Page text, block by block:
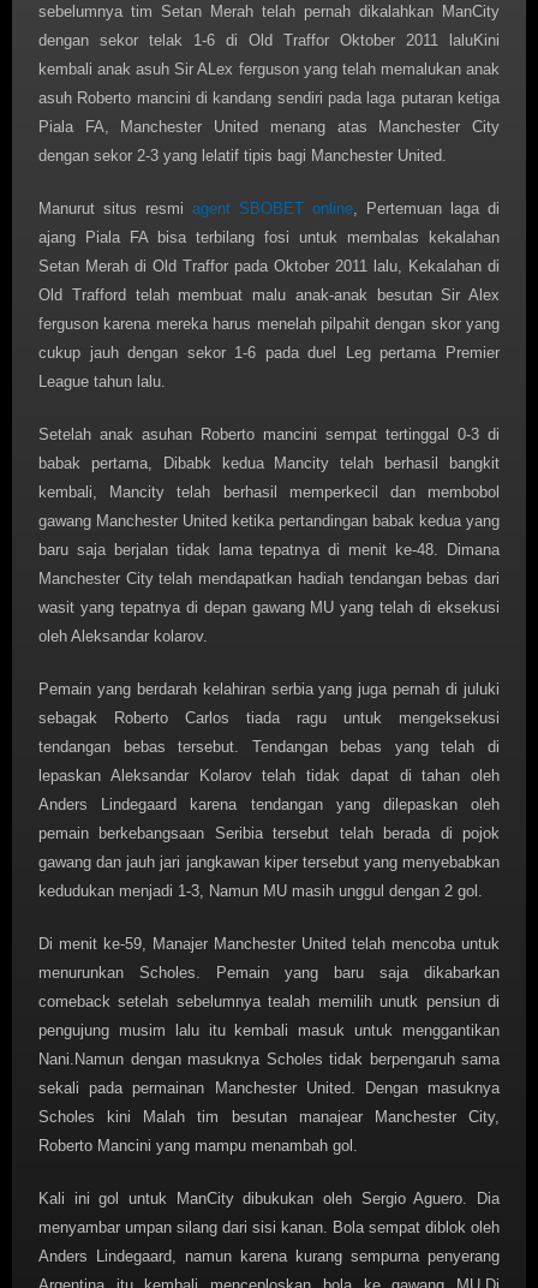
sebelumnya tim Setan Merah telah pernah dikalahkan ManCity
dengan sekor telak 1-6 di Old Traffor Oktober 2011 laluKini
kembali anak asuh Sir ALex ferguson yang telah memalukan anak
asuh Roberto mancini di kandang sendiri pada laga putaran ketiga
Piala FA, Manchester United menang atas Manchester City
dengan sekor 2-3 yang lelatif tipis bagi Manchester United.
Manurut situs resmi agent SBOBET online , Pertemuan laga di
ajang Piala FA bisa terbilang fosi untuk membalas kekalahan
Setan Merah di Old Traffor pada Oktober 2011 lalu, Kekalahan di
Old Trafford telah membuat malu anak-anak besutan Sir Alex
ferguson karena mereka harus menelah pilpahit dengan skor yang
cukup jauh dengan sekor 1-6 pada duel Leg pertama Premier
League tahun lalu.
Setelah anak asuhan Roberto mancini sempat tertinggal 0-3 di
babak pertama, Dibabk kedua Mancity telah berhasil bangkit
kembali, Mancity telah berhasil memperkecil dan membobol
gawang Manchester United ketika pertandingan babak kedua yang
baru saja berjalan tidak lama tepatnya di menit ke-48. Dimana
Manchester City telah mendapatkan hadiah tendangan bebas dari
wasit yang tepatnya di depan gawang MU yang telah di eksekusi
oleh Aleksandar kolarov.
Pemain yang berdarah kelahiran serbia yang juga pernah di juluki
sebagak Roberto Carlos tiada ragu untuk mengeksekusi
tendangan bebas tersebut. Tendangan bebas yang telah di
lepaskan Aleksandar Kolarov telah tidak dapat di tahan oleh
Anders Lindegaard karena tendangan yang dilepaskan oleh
pemain berkebangsaan Seribia tersebut telah berada di pojok
gawang dan jauh jari jangkawan kiper tersebut yang menyebabkan
kedudukan menjadi 1-3, Namun MU masih unggul dengan 2 gol.
Di menit ke-59, Manajer Manchester United telah mencoba untuk
menurunkan Scholes. Pemain yang baru saja dikabarkan
comeback setelah sebelumnya tealah memilih unutk pensiun di
pengujung musim lalu itu kembali masuk untuk menggantikan
Nani.Namun dengan masuknya Scholes tidak berpengaruh sama
sekali pada permainan Manchester United. Dengan masuknya
Scholes kini Malah tim besutan manajear Manchester City,
Roberto Mancini yang mampu menambah gol.
Kali ini gol untuk ManCity dibukukan oleh Sergio Aguero. Dia
menyambar umpan silang dari sisi kanan. Bola sempat diblok oleh
Anders Lindegaard, namun karena kurang sempurna penyerang